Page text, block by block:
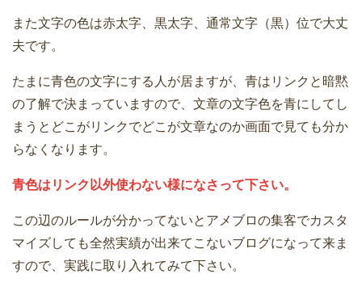
また文字の色は赤太字、黒太字、通常文字（黒）位で大丈
夫です。
たまに青色の文字にする人が居ますが、青はリンクと暗黙
の了解で決まっていますので、文章の文字色を青にしてし
まうとどこがリンクでどこが文章なのか画面で見ても分か
らなくなります。
青色はリンク以外使わない様になさって下さい。
この辺のルールが分かってないとアメブロの集客でカスタ
マイズしても全然実績が出来てこないブログになって来ま
すので、実践に取り入れてみて下さい。